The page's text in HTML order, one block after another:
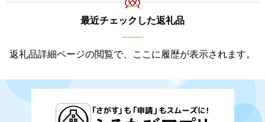
最近チェックした返礼品
返礼品詳細ページの閲覧で、ここに履歴が表示されます。